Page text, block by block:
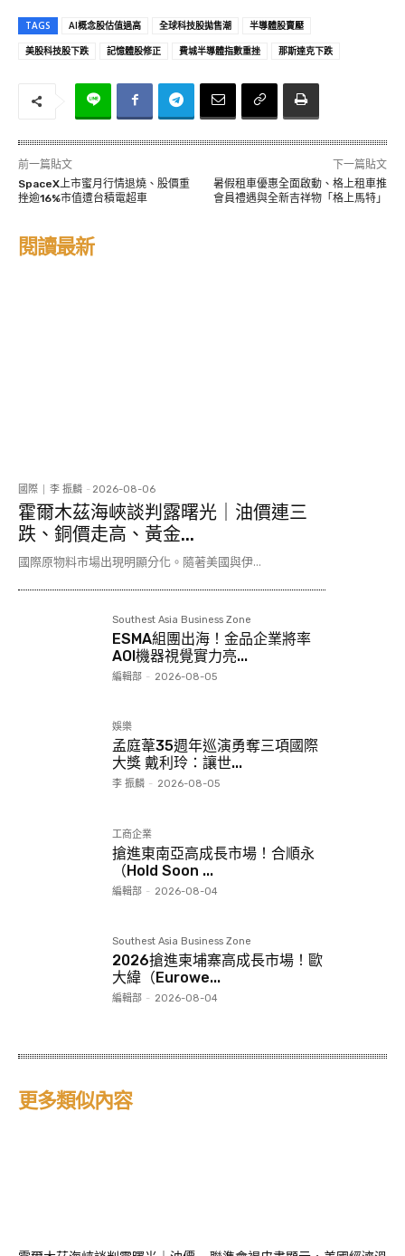
TAGS AI概念股估值過高 全球科技股拋售潮
半導體股賣壓
美股科技股下跌
記憶體股修正 費城半導體指數重挫 那斯達克下跌
前一篇貼文
SpaceX上市蜜月行情退燒、股價重
挫逾16%市值遭台積電超車
下一篇貼文
暑假租車優惠全面啟動、格上租車推
會員禮遇與全新吉祥物「格上馬特」
閱讀最新
國際 李 振麟 - 2026-08-06
霍爾木茲海峽談判露曙光｜油價連三
跌、銅價走高、黃金...
國際原物料市場出現明顯分化。隨著美國與伊...
Southest Asia Business Zone
ESMA組團出海！金品企業將率
AOI機器視覺實力亮...
編輯部 - 2026-08-05
娛樂
孟庭葦35週年巡演勇奪三項國際
大獎 戴利玲：讓世...
李 振麟 - 2026-08-05
工商企業
搶進東南亞高成長市場！合順永
（Hold Soon ...
編輯部 - 2026-08-04
Southest Asia Business Zone
2026搶進柬埔寨高成長市場！歐
大緯（Eurowe...
編輯部 - 2026-08-04
更多類似內容